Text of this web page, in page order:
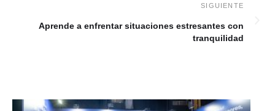
Aprende a enfrentar situaciones estresantes con
tranquilidad